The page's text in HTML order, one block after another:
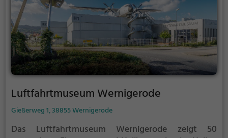
Luftfahrtmuseum Wernigerode
Gießerweg 1, 38855 Wernigerode
Das Luftfahrtmuseum Wernigerode zeigt 50